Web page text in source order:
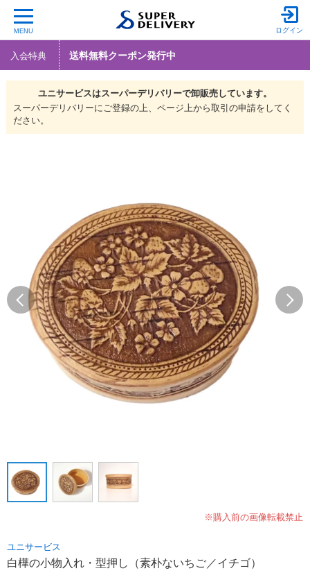
MENU ログイン
入会特典 送料無料クーポン発行中
ユニサービスはスーパーデリバリーで卸販売しています。
スーパーデリバリーにご登録の上、ページ上から取引の申請をしてく
ださい。
※購入前の画像転載禁止
ユニサービス
白樺の小物入れ・型押し（素朴ないちご／イチゴ）